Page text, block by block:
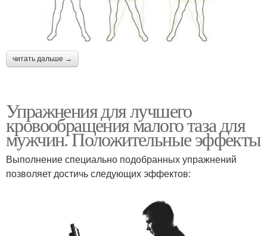
читать дальше →
Упражнения для лучшего
кровообращения малого таза для
мужчин. Положительные эффекты
Выполнение специально подобранных упражнений
позволяет достичь следующих эффектов: